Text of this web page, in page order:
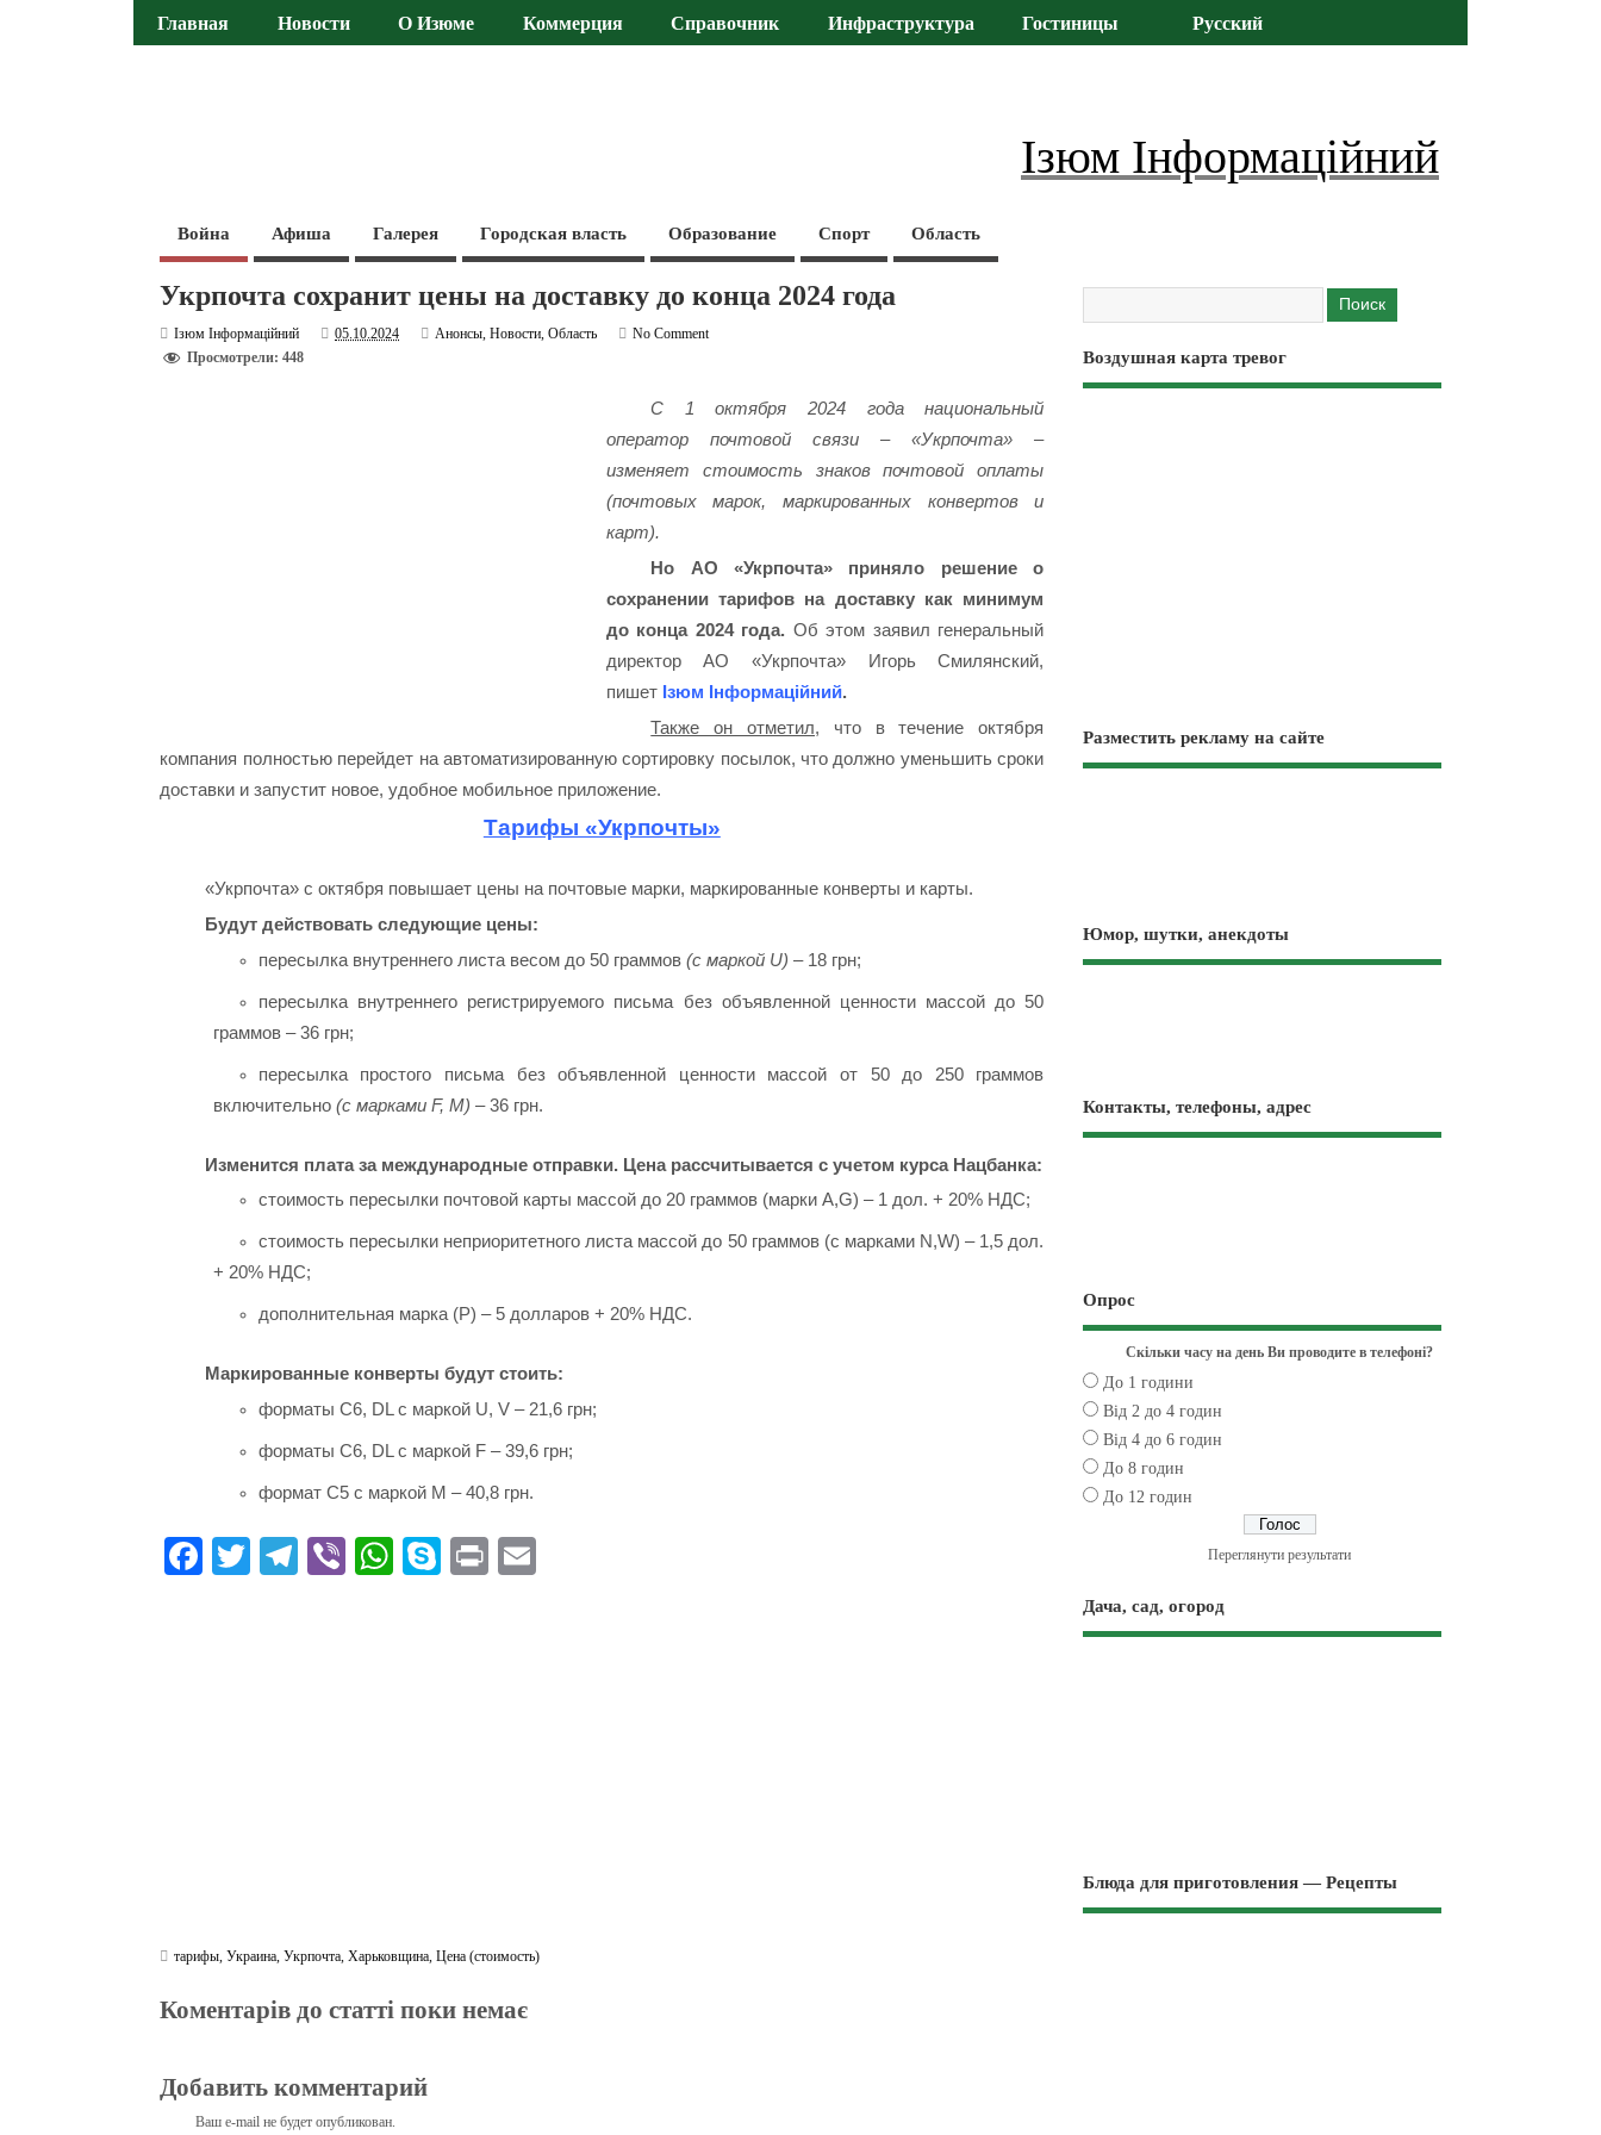
Главная Новости О Изюме Коммерция Справочник Инфраструктура Гостиницы Русский
Ізюм Інформаційний
Война Афиша Галерея Городская власть Образование Спорт Область
Укрпочта сохранит цены на доставку до конца 2024 года
Ізюм Інформаційний 05.10.2024 Анонсы,Новости,Область
No Comment
Просмотрели: 448
С 1 октября 2024 года национальный
оператор почтовой связи – «Укрпочта» –
изменяет стоимость знаков почтовой оплаты
(почтовых марок, маркированных конвертов и
карт).
Но АО «Укрпочта» приняло решение о
сохранении тарифов на доставку как минимум
до конца 2024 года. Об этом заявил генеральный
директор АО «Укрпочта» Игорь Смилянский,
пишет Ізюм Інформаційний.
Также он отметил, что в течение октября
компания полностью перейдет на автоматизированную сортировку посылок, что должно уменьшить сроки
доставки и запустит новое, удобное мобильное приложение.
Тарифы «Укрпочты»
«Укрпочта» с октября повышает цены на почтовые марки, маркированные конверты и карты.
Будут действовать следующие цены:
пересылка внутреннего листа весом до 50 граммов(с маркой U) – 18 грн;
пересылка внутреннего регистрируемого письма без объявленной ценности массой до 50
граммов – 36 грн;
пересылка простого письма без объявленной ценности массой от 50 до 250 граммов
включительно(с марками F, M) – 36 грн.
Изменится плата за международные отправки. Цена рассчитывается с учетом курса Нацбанка:
стоимость пересылки почтовой карты массой до 20 граммов (марки A,G) – 1 дол. + 20% НДС;
стоимость пересылки неприоритетного листа массой до 50 граммов (с марками N,W) – 1,5 дол.
+ 20% НДС;
дополнительная марка (P) – 5 долларов + 20% НДС.
Маркированные конверты будут стоить:
форматы C6, DL с маркой U, V – 21,6 грн;
форматы C6, DL с маркой F – 39,6 грн;
формат C5 с маркой М – 40,8 грн.
Fa T
Te Vi
W
S
Pr
тарифы,Украина,Укрпочта,Харьковщина,Цена (стоимость)
Коментарів до статті поки немає
Добавить комментарий
Ваш e-mail не будет опубликован.
Воздушная карта тревог
Разместить рекламу на сайте
Юмор, шутки, анекдоты
Контакты, телефоны, адрес
Опрос
Скільки часу на день Ви проводите в телефоні?
До 1 години
Від 2 до 4 годин
Від 4 до 6 годин
До 8 годин
До 12 годин
Переглянути результати
Дача, сад, огород
Блюда для приготовления — Рецепты